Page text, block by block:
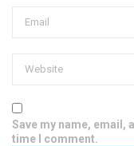
Save my name, email,
time I comment.